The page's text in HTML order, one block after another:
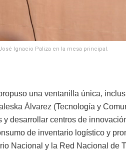
Ignacio Paliza en la mesa principal.
una ventanilla única,
Álvarez (Tecnología y
y desarrollar centros de
de inventario logístico y
Nacional y la Red Nacional de